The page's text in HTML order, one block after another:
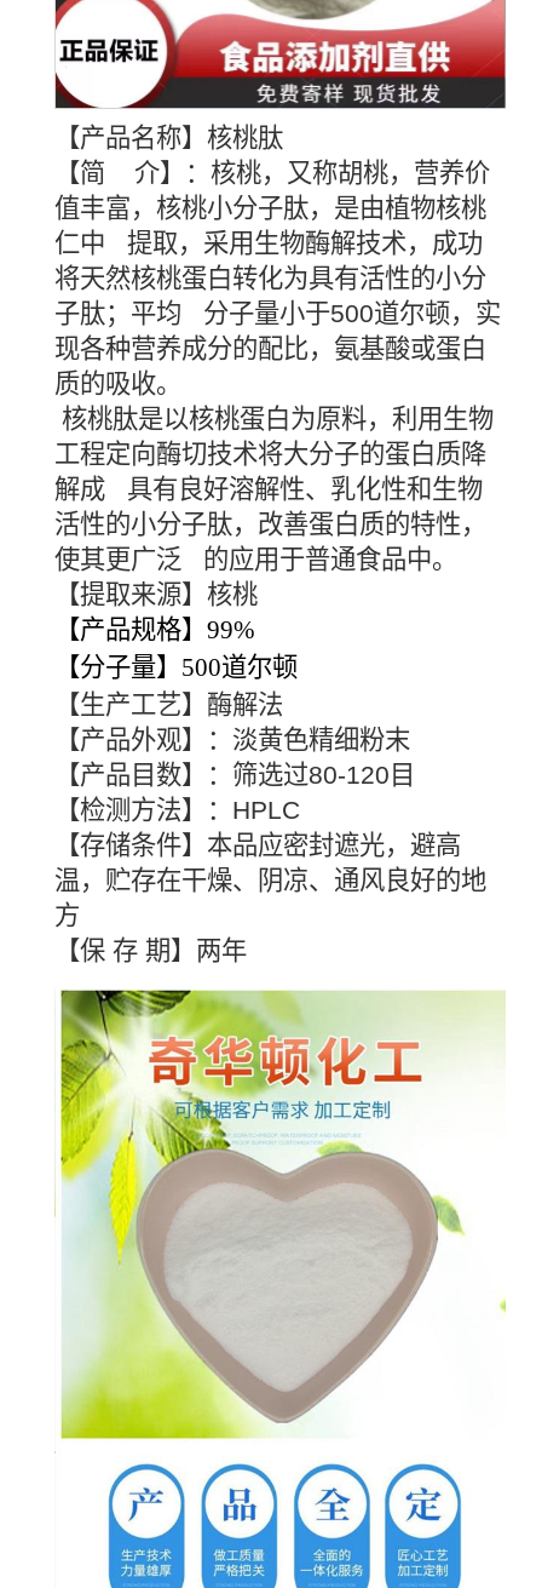
【产品名称】核桃肽
【简 介】：核桃，又称胡桃，营养价
值丰富，核桃小分子肽，是由植物核桃
仁中 提取，采用生物酶解技术，成功
将天然核桃蛋白转化为具有活性的小分
子肽；平均 分子量小于500道尔顿，实
现各种营养成分的配比，氨基酸或蛋白
质的吸收。
核桃肽是以核桃蛋白为原料，利用生物
工程定向酶切技术将大分子的蛋白质降
解成 具有良好溶解性、乳化性和生物
活性的小分子肽，改善蛋白质的特性，
使其更广泛 的应用于普通食品中。
【提取来源】核桃
【产品规格】99%
【分子量】500道尔顿
【生产工艺】酶解法
【产品外观】：淡黄色精细粉末
【产品目数】：筛选过80-120目
【检测方法】：HPLC
【存储条件】本品应密封遮光，避高
温，贮存在干燥、阴凉、通风良好的地
方
【保 存 期】两年